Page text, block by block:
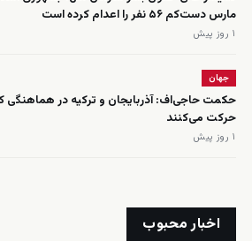
مارس دست‌کم ۵۶ نفر را اعدام کرده است
۱ روز پیش
جهان
حکمت حاجی‌اف: آذربایجان و ترکیه در هماهنگی
حرکت می‌کنند
۱ روز پیش
اخبار محبوب